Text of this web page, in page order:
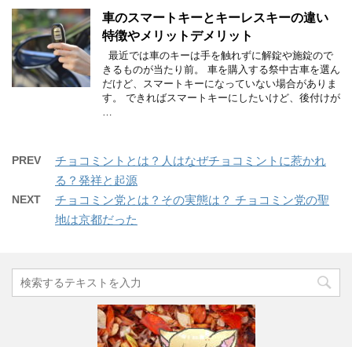
車のスマートキーとキーレスキーの違い
特徴やメリットデメリット
最近では車のキーは手を触れずに解錠や施錠ので
きるものが当たり前。 車を購入する祭中古車を選ん
だけど、スマートキーになっていない場合がありま
す。 できればスマートキーにしたいけど、後付けが
…
PREV
チョコミントとは？人はなぜチョコミントに惹かれ
る？発祥と起源
NEXT
チョコミン党とは？その実態は？ チョコミン党の聖
地は京都だった